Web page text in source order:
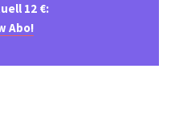
12 €:
Abo!